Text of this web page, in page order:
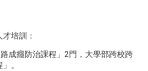
培訓：
成癮防治課程」2門，大學部跨校跨
。